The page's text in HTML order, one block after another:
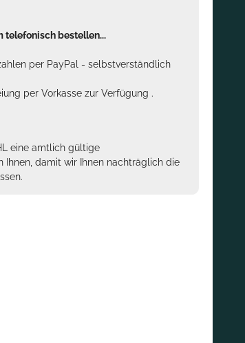
telefonisch bestellen...
per PayPal - selbstverständlich
per Vorkasse zur Verfügung .
eine amtlich gültige
damit wir Ihnen nachträglich die